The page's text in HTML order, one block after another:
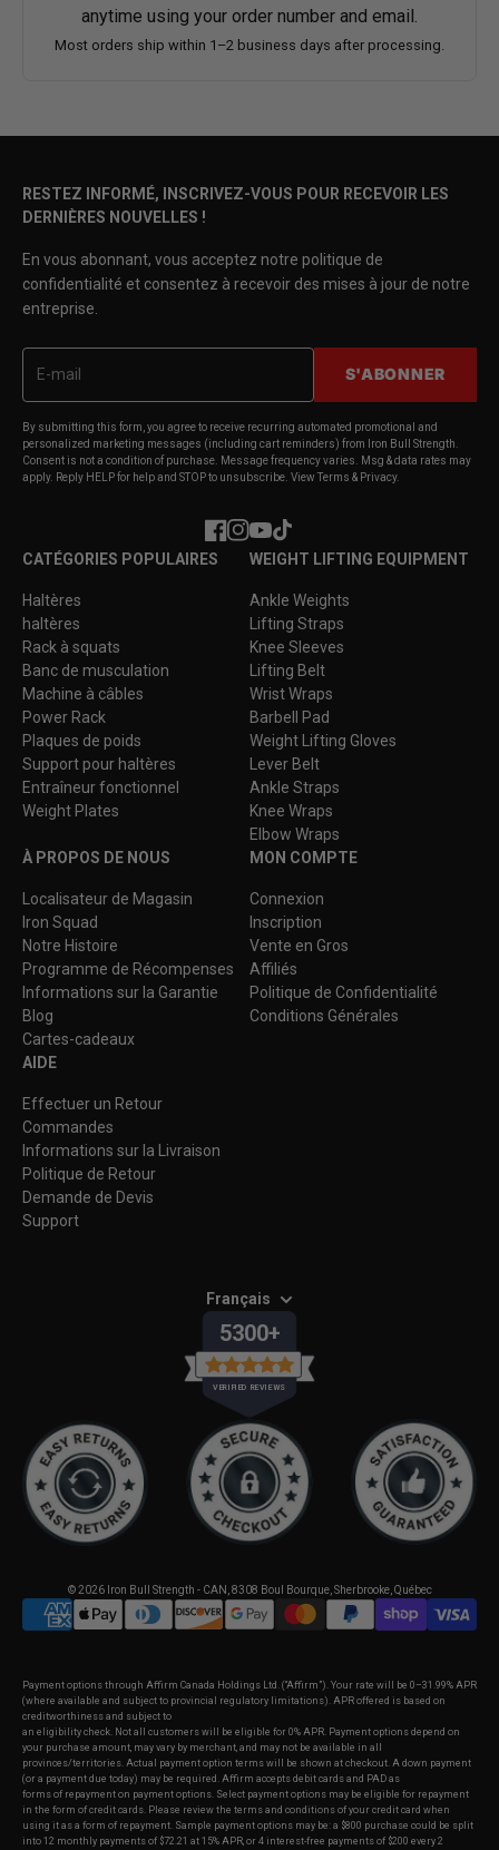
anytime using your order number and email.
Most orders ship within 1–2 business days after processing.
RESTEZ INFORMÉ, INSCRIVEZ-VOUS POUR RECEVOIR LES
DERNIÈRES NOUVELLES !
En vous abonnant, vous acceptez notre politique de
confidentialité et consentez à recevoir des mises à jour de notre
entreprise.
S'ABONNER
By submitting this form, you agree to receive recurring automated promotional and
personalized marketing messages (including cart reminders) from Iron Bull Strength.
Consent is not a condition of purchase. Message frequency varies. Msg & data rates may
apply. Reply HELP for help and STOP to unsubscribe. View Terms & Privacy.
Facebook
Instagram
YouTube
TikTok
CATÉGORIES POPULAIRES
Haltères
haltères
Rack à squats
Banc de musculation
Machine à câbles
Power Rack
Plaques de poids
Support pour haltères
Entraîneur fonctionnel
Weight Plates
WEIGHT LIFTING EQUIPMENT
Ankle Weights
Lifting Straps
Knee Sleeves
Lifting Belt
Wrist Wraps
Barbell Pad
Weight Lifting Gloves
Lever Belt
Ankle Straps
Knee Wraps
Elbow Wraps
À PROPOS DE NOUS
Localisateur de Magasin
Iron Squad
Notre Histoire
Programme de Récompenses
Informations sur la Garantie
Blog
Cartes-cadeaux
MON COMPTE
Connexion
Inscription
Vente en Gros
Affiliés
Politique de Confidentialité
Conditions Générales
AIDE
Effectuer un Retour
Commandes
Informations sur la Livraison
Politique de Retour
Demande de Devis
Support
Français
5300+
VERIFIED REVIEWS
© 2026 Iron Bull Strength - CAN 8308 Boul Bourque, Sherbrooke, Québec
Payment options through Affirm Canada Holdings Ltd. (“Affirm”). Your rate will be 0–31.99% APR
(where available and subject to provincial regulatory limitations). APR offered is based on
creditworthiness and subject to
an eligibility check. Not all customers will be eligible for 0% APR. Payment options depend on
your purchase amount, may vary by merchant, and may not be available in all
provinces/territories. Actual payment option terms will be shown at checkout. A down payment
(or a payment due today) may be required. Affirm accepts debit cards and PAD as
forms of repayment on payment options. Select payment options may be eligible for repayment
in the form of credit cards. Please review the terms and conditions of your credit card when
using it as a form of repayment. Sample payment options may be: a $800 purchase could be split
into 12 monthly payments of $72.21 at 15% APR, or 4 interest-free payments of $200 every 2